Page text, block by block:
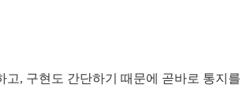
고, 구현도 간단하기 때문에 곧바로 통지를